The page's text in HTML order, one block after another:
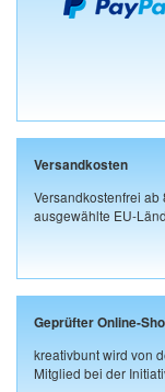
Versandkosten
Versandkostenfrei
ausgewählte EU-
Geprüfter Online-
kreativbunt wird von
Mitglied bei der